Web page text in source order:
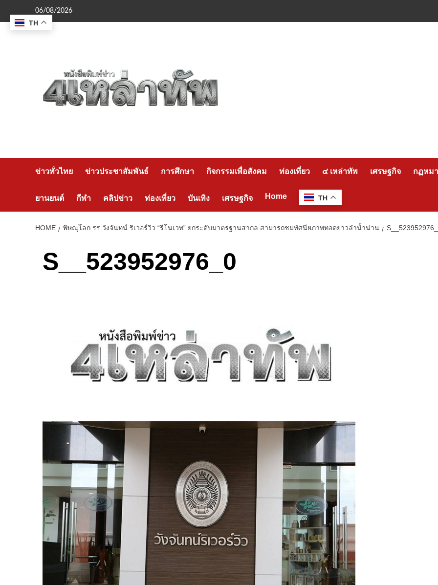
content
06/08/2026
ข่าวทั่วไทย ข่าวประชาสัมพันธ์ การศึกษา กิจกรรมเพื่อสังคม ท่องเที่ยว ๔ เหล่าทัพ เศรษฐกิจ กฏหม
ยานยนต์ กีฬา คลิปข่าว ท่องเที่ยว บันเทิง เศรษฐกิจ Home TH
HOME พิษณุโลก รร.วังจันทน์ ริเวอร์วิว “รีโนเวท” ยกระดับมาตรฐานสากล สามารถชมทัศนียภาพทอดยาวลำน้ำน่าน
S__523952976_0
TH